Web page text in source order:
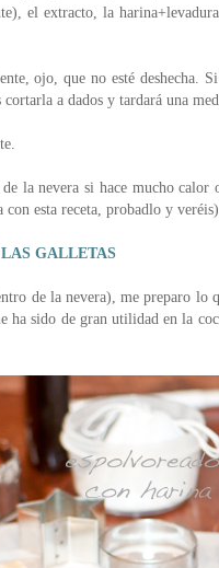
el extracto, la
ojo, que no esté deshecha.
a dados y tardará una
la nevera si hace mucho calor
esta receta, probadlo y veréis).
GALLETAS
de la nevera), me preparo lo
ha sido de gran utilidad en la